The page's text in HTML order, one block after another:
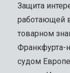
Защита
работающей
товарном
Франкфурта-
судом